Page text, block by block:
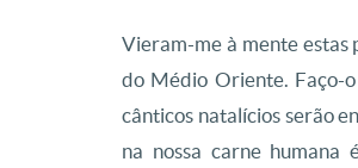
Vieram-me à mente estas
do Médio Oriente. Faço-
cânticos natalícios serão
na nossa carne humana